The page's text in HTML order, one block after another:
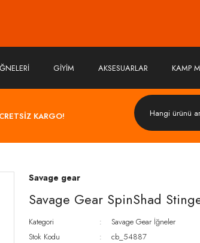
GİYİM AKSESUARLAR KAMP
KARGO!
Savage gear
Savage Gear SpinShad
Kategori
Savage Gear İğneler
Stok Kodu
cb_54887